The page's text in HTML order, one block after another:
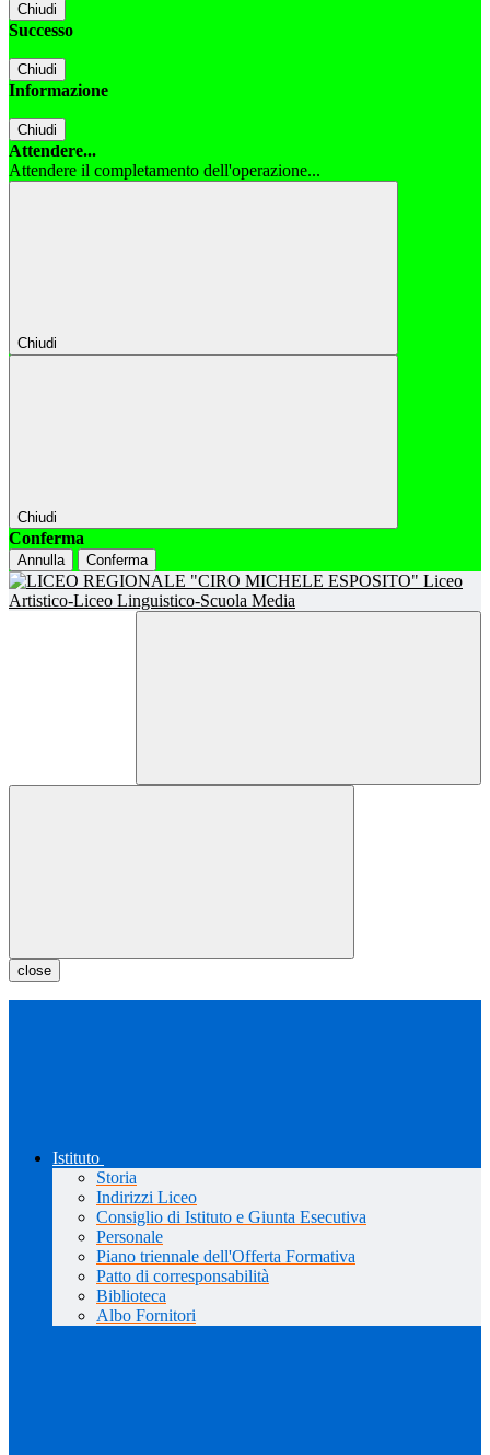
Chiudi
Successo
Chiudi
Informazione
Chiudi
Attendere...
Attendere il completamento dell'operazione...
Chiudi
Chiudi
Conferma
Annulla Conferma
close
Istituto
Storia
Indirizzi Liceo
Consiglio di Istituto e Giunta Esecutiva
Personale
Piano triennale dell'Offerta Formativa
Patto di corresponsabilità
Biblioteca
Albo Fornitori